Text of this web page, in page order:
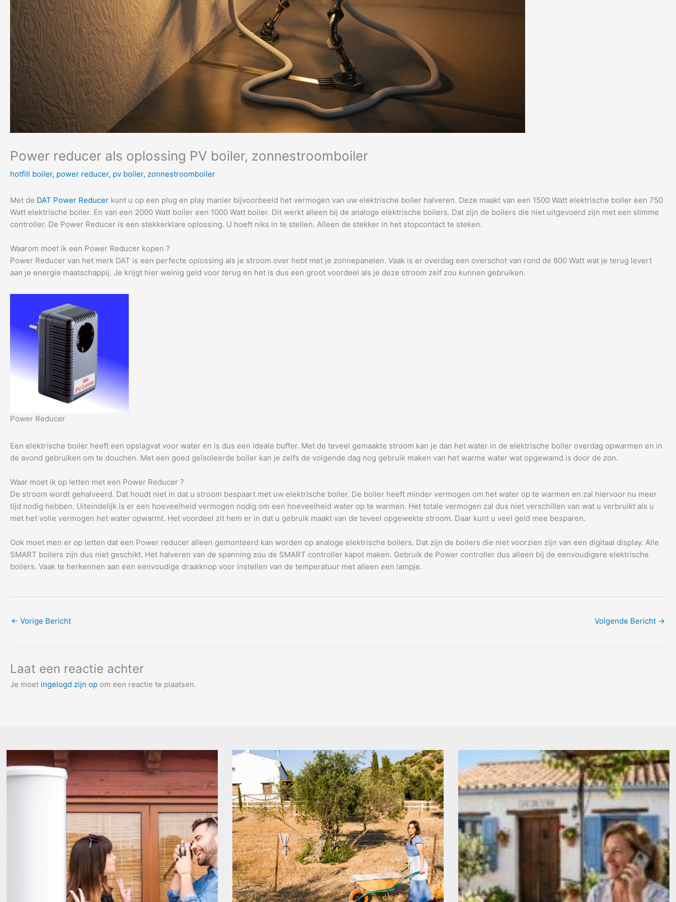
Power reducer als oplossing PV boiler, zonnestroomboiler
hotfill boiler, power reducer, pv boiler, zonnestroomboiler
Met de DAT Power Reducer kunt u op een plug en play manier bijvoorbeeld het vermogen van uw elektrische boiler halveren. Deze maakt van een 1500 Watt elektrische boiler een 750
Watt elektrische boiler. En van een 2000 Watt boiler een 1000 Watt boiler. Dit werkt alleen bij de analoge elektrische boilers. Dat zijn de boilers die niet uitgevoerd zijn met een slimme
controller. De Power Reducer is een stekkerklare oplossing. U hoeft niks in te stellen. Alleen de stekker in het stopcontact te steken.
Waarom moet ik een Power Reducer kopen ?
Power Reducer van het merk DAT is een perfecte oplossing als je stroom over hebt met je zonnepanelen. Vaak is er overdag een overschot van rond de 800 Watt wat je terug levert
aan je energie maatschappij. Je krijgt hier weinig geld voor terug en het is dus een groot voordeel als je deze stroom zelf zou kunnen gebruiken.
Power Reducer
Een elektrische boiler heeft een opslagvat voor water en is dus een ideale buffer. Met de teveel gemaakte stroom kan je dan het water in de elektrische boiler overdag opwarmen en in
de avond gebruiken om te douchen. Met een goed geïsoleerde boiler kan je zelfs de volgende dag nog gebruik maken van het warme water wat opgewamd is door de zon.
Waar moet ik op letten met een Power Reducer ?
De stroom wordt gehalveerd. Dat houdt niet in dat u stroom bespaart met uw elektrische boiler. De boiler heeft minder vermogen om het water op te warmen en zal hiervoor nu meer
tijd nodig hebben. Uiteindelijk is er een hoeveelheid vermogen nodig om een hoeveelheid water op te warmen. Het totale vermogen zal dus niet verschillen van wat u verbruikt als u
met het volle vermogen het water opwarmt. Het voordeel zit hem er in dat u gebruik maakt van de teveel opgewekte stroom. Daar kunt u veel geld mee besparen.
Ook moet men er op letten dat een Power reducer alleen gemonteerd kan worden op analoge elektrische boilers. Dat zijn de boilers die niet voorzien zijn van een digitaal display. Alle
SMART boilers zijn dus niet geschikt. Het halveren van de spanning zou de SMART controller kapot maken. Gebruik de Power controller dus alleen bij de eenvoudigere elektrische
boilers. Vaak te herkennen aan een eenvoudige draaiknop voor instellen van de temperatuur met alleen een lampje.
← Vorige Bericht Volgende Bericht →
Laat een reactie achter
Je moet ingelogd zijn op om een reactie te plaatsen.